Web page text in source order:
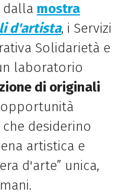
dalla mostra
d'artista, i Servizi
Solidarietà e
laboratorio
di originali
desiderino
artistica e
d'arte” unica,